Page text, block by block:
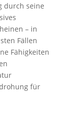
durch seine
– in
Fällen
Fähigkeiten
für